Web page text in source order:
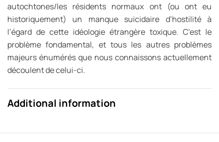
autochtones/les résidents normaux ont (ou ont eu
historiquement) un manque suicidaire d’hostilité à
l’égard de cette idéologie étrangère toxique. C’est le
problème fondamental, et tous les autres problèmes
majeurs énumérés que nous connaissons actuellement
découlent de celui-ci.
Additional information